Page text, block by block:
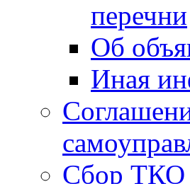
перечни
Об
Иная
Сбор ТКО